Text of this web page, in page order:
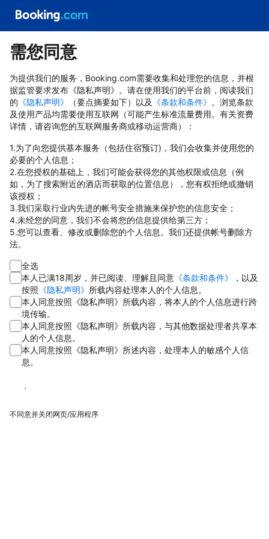
需您同意
为提供我们的服务，Booking.com需要收集和处理您的信息，并根
据监管要求发布《隐私声明》。请在使用我们的平台前，阅读我们
的 《隐私声明》 （要点摘要如下）以及 《条款和条件》 。浏览条款
及使用产品均需要使用互联网（可能产生标准流量费用。有关资费
详情，请咨询您的互联网服务商或移动运营商）：
1.为了向您提供基本服务（包括住宿预订)，我们会收集并使用您的
必要的个人信息；
2.在您授权的基础上，我们可能会获得您的其他权限或信息（例
如，为了搜索附近的酒店而获取的位置信息），您有权拒绝或撤销
该授权；
3.我们采取行业内先进的帐号安全措施来保护您的信息安全；
4.未经您的同意，我们不会将您的信息提供给第三方；
5.您可以查看、修改或删除您的个人信息。我们还提供帐号删除方
法。
全选
本人已满18周岁，并已阅读、理解且同意 《条款和条件》
，以及
按照 《隐私声明》 所载内容处理本人的个人信息。
本人同意按照《隐私声明》所载内容，将本人的个人信息进行跨
境传输。
本人同意按照《隐私声明》所载内容，与其他数据处理者共享本
人的个人信息。
本人同意按照《隐私声明》所述内容，处理本人的敏感个人信
息。
同意
不同意并关闭网页/应用程序